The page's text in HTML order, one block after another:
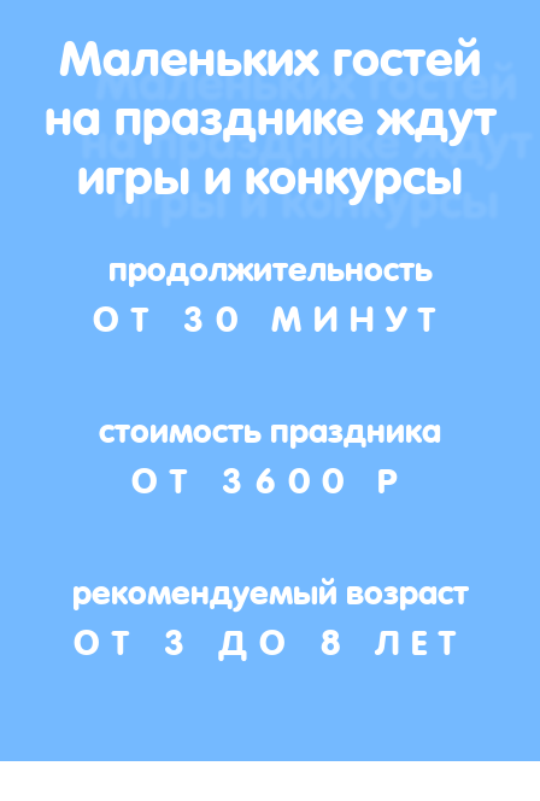
Маленьких гостей
на празднике ждут
игры и конкурсы
продолжительность
ОТ 30 МИНУТ
стоимость праздника
ОТ 3600 Р
рекомендуемый возраст
ОТ 3 ДО 8 ЛЕТ